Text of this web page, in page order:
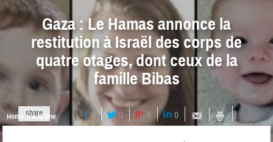
Gaza : Le Hamas annonce la
restitution à Israël des corps de
quatre otages, dont ceux de la
famille Bibas
share 0 0 0 0
Home A la Une